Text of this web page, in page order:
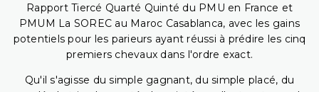
Rapport Tiercé Quarté Quinté du PMU en France et
PMUM La SOREC au Maroc Casablanca, avec les gains
potentiels pour les parieurs ayant réussi à prédire les cinq
premiers chevaux dans l'ordre exact.
Qu'il s'agisse du simple gagnant, du simple placé, du